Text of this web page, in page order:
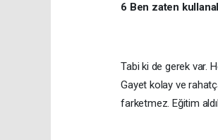
6 Ben zaten
Tabi ki de gerek var.
Gayet kolay ve
farketmez. Eğitim